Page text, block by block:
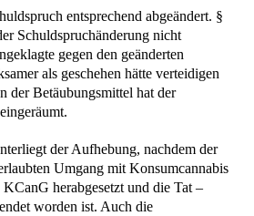
entsprechend abgeändert. §
Schuldspruchänderung nicht
gegen den geänderten
als geschehen hätte verteidigen
der Betäubungsmittel hat der
der Aufhebung, nachdem der
Umgang mit Konsumcannabis
herabgesetzt und die Tat –
worden ist. Auch die